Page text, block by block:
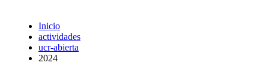
Inicio
actividades
ucr-abierta
2024